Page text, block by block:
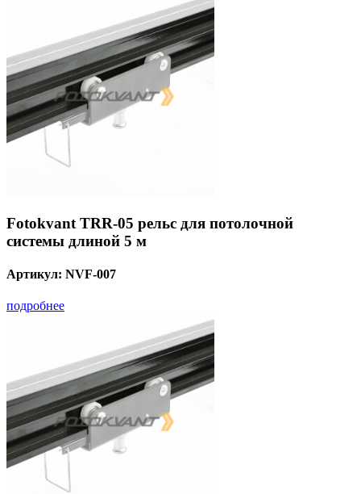
Fotokvant TRR-05 рельс для потолочной
системы длиной 5 м
Артикул: NVF-007
подробнее